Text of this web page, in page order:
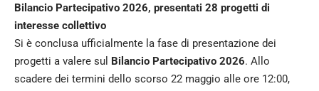
Bilancio Partecipativo 2026, presentati 28 progetti di
interesse collettivo
Si è conclusa ufficialmente la fase di presentazione dei
progetti a valere sul Bilancio Partecipativo 2026. Allo
scadere dei termini dello scorso 22 maggio alle ore 12:00,